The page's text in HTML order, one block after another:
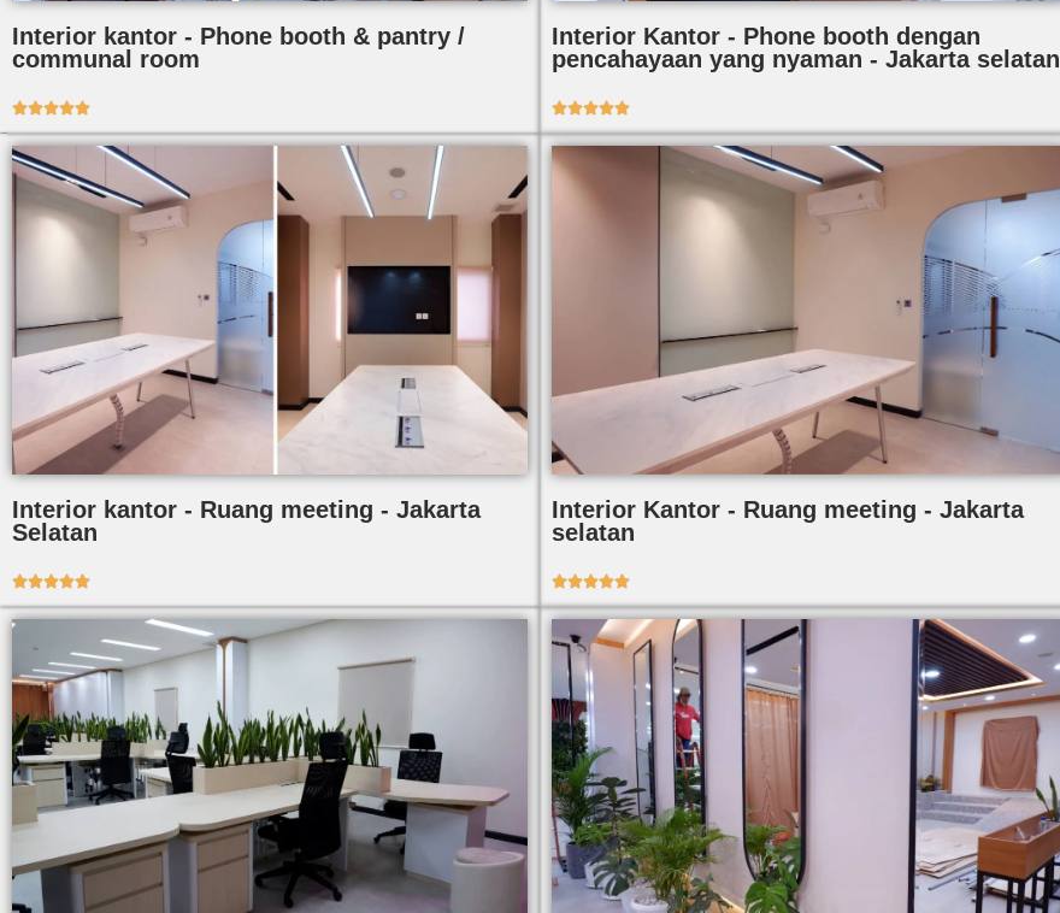
Interior kantor - Phone booth & pantry /
communal room

Interior Kantor - Phone booth dengan
pencahayaan yang nyaman - Jakarta selatan

Interior kantor - Ruang meeting - Jakarta
Selatan

Interior Kantor - Ruang meeting - Jakarta
selatan
